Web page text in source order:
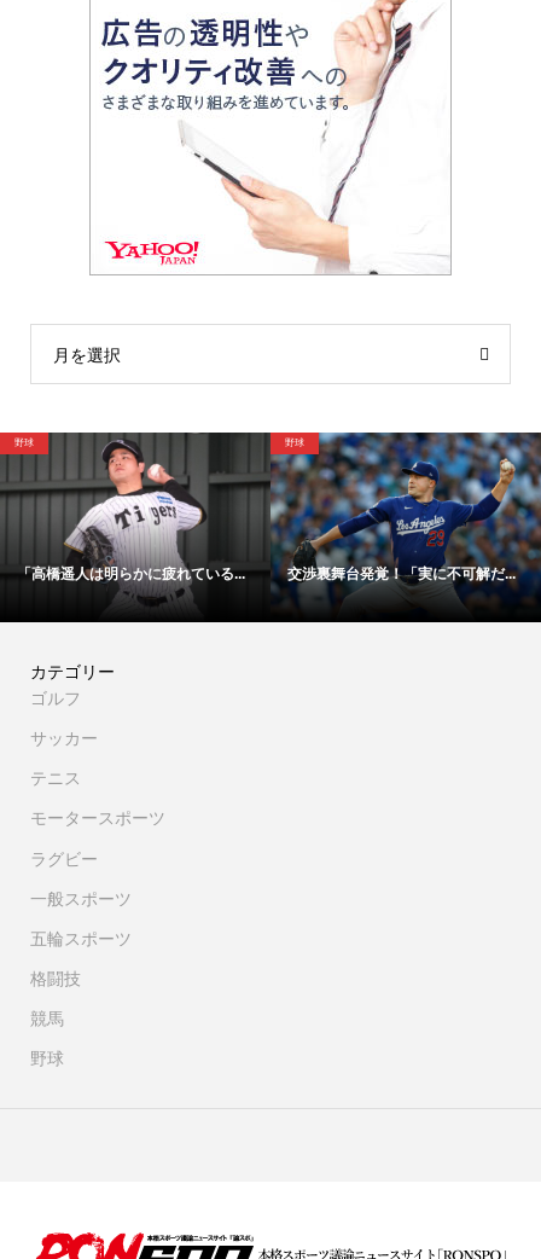
月を選択
野球
「高橋遥人は明らかに疲れている...
野球
交渉裏舞台発覚！「実に不可解だ...
カテゴリー
ゴルフ
サッカー
テニス
モータースポーツ
ラグビー
一般スポーツ
五輪スポーツ
格闘技
競馬
野球